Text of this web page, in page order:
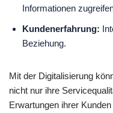
Informationen
Kundenerfahrung:
Beziehung.
Mit der Digitalisierung
nicht nur ihre
Erwartungen ihrer